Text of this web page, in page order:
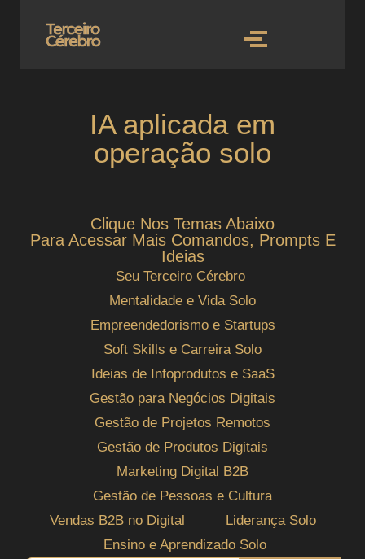
IA aplicada em
operação solo
Clique Nos Temas Abaixo
Para Acessar Mais Comandos, Prompts E
Ideias
Seu Terceiro Cérebro
Mentalidade e Vida Solo
Empreendedorismo e Startups
Soft Skills e Carreira Solo
Ideias de Infoprodutos e SaaS
Gestão para Negócios Digitais
Gestão de Projetos Remotos
Gestão de Produtos Digitais
Marketing Digital B2B
Gestão de Pessoas e Cultura
Vendas B2B no Digital
Liderança Solo
Ensino e Aprendizado Solo